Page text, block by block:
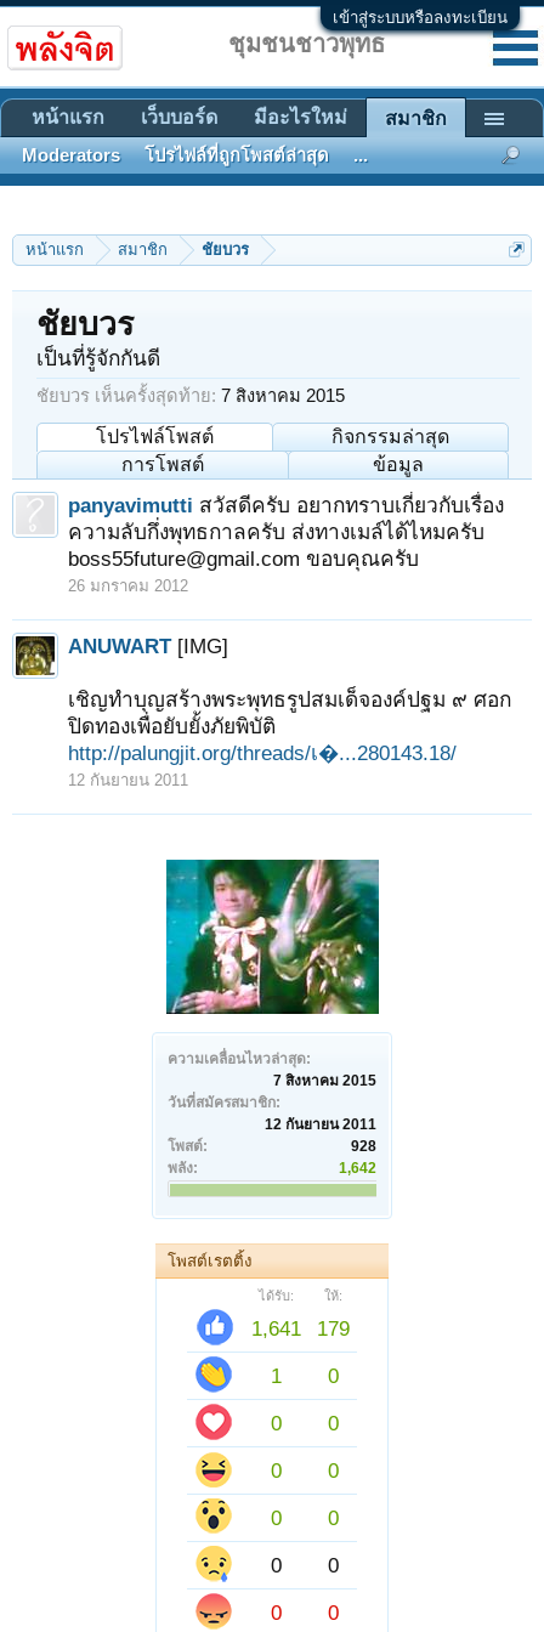
เข้าสู่ระบบหรือลงทะเบียน
หน้าแรก สมาชิก ชัยบวร
ความเคลื่อนไหวล่าสุด:
7 สิงหาคม 2015
วันที่สมัครสมาชิก:
12 กันยายน 2011
โพสต์:
928
พลัง:
1,642
โพสต์เรตติ้ง
ได้รับ: ให้:
1,641
179
1
0
0
0
0
0
0
0
0
0
0
0
ชัยบวร
เป็นที่รู้จักกันดี
ชัยบวร เห็นครั้งสุดท้าย: 7 สิงหาคม 2015
โปรไฟล์โพสต์
กิจกรรมล่าสุด
การโพสต์
ข้อมูล
panyavimutti สวัสดีครับ อยากทราบเกี่ยวกับเรื่อง
ความลับกึ่งพุทธกาลครับ ส่งทางเมล์ได้ไหมครับ
boss55future@gmail.com ขอบคุณครับ
26 มกราคม 2012
ANUWART [IMG]
เชิญทำบุญสร้างพระพุทธรูปสมเด็จองค์ปฐม ๙ ศอก
ปิดทองเพื่อยับยั้งภัยพิบัติ
http://palungjit.org/threads/เ�...280143.18/
12 กันยายน 2011
ชุมชนชาวพุทธ
หน้าแรก เว็บบอร์ด มีอะไรใหม่ สมาชิก
Moderators โปรไฟล์ที่ถูกโพสต์ล่าสุด ...